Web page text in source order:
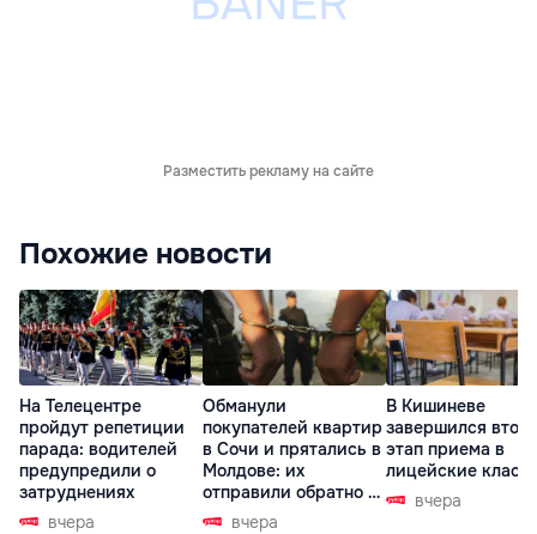
Разместить рекламу на сайте
Похожие новости
На Телецентре
пройдут репетиции
парада: водителей
предупредили о
затруднениях
вчера
Обманули
покупателей квартир
в Сочи и прятались в
Молдове: их
отправили обратно в
РФ вчера
В Кишиневе
завершился
этап приема в
лицейские
вчера